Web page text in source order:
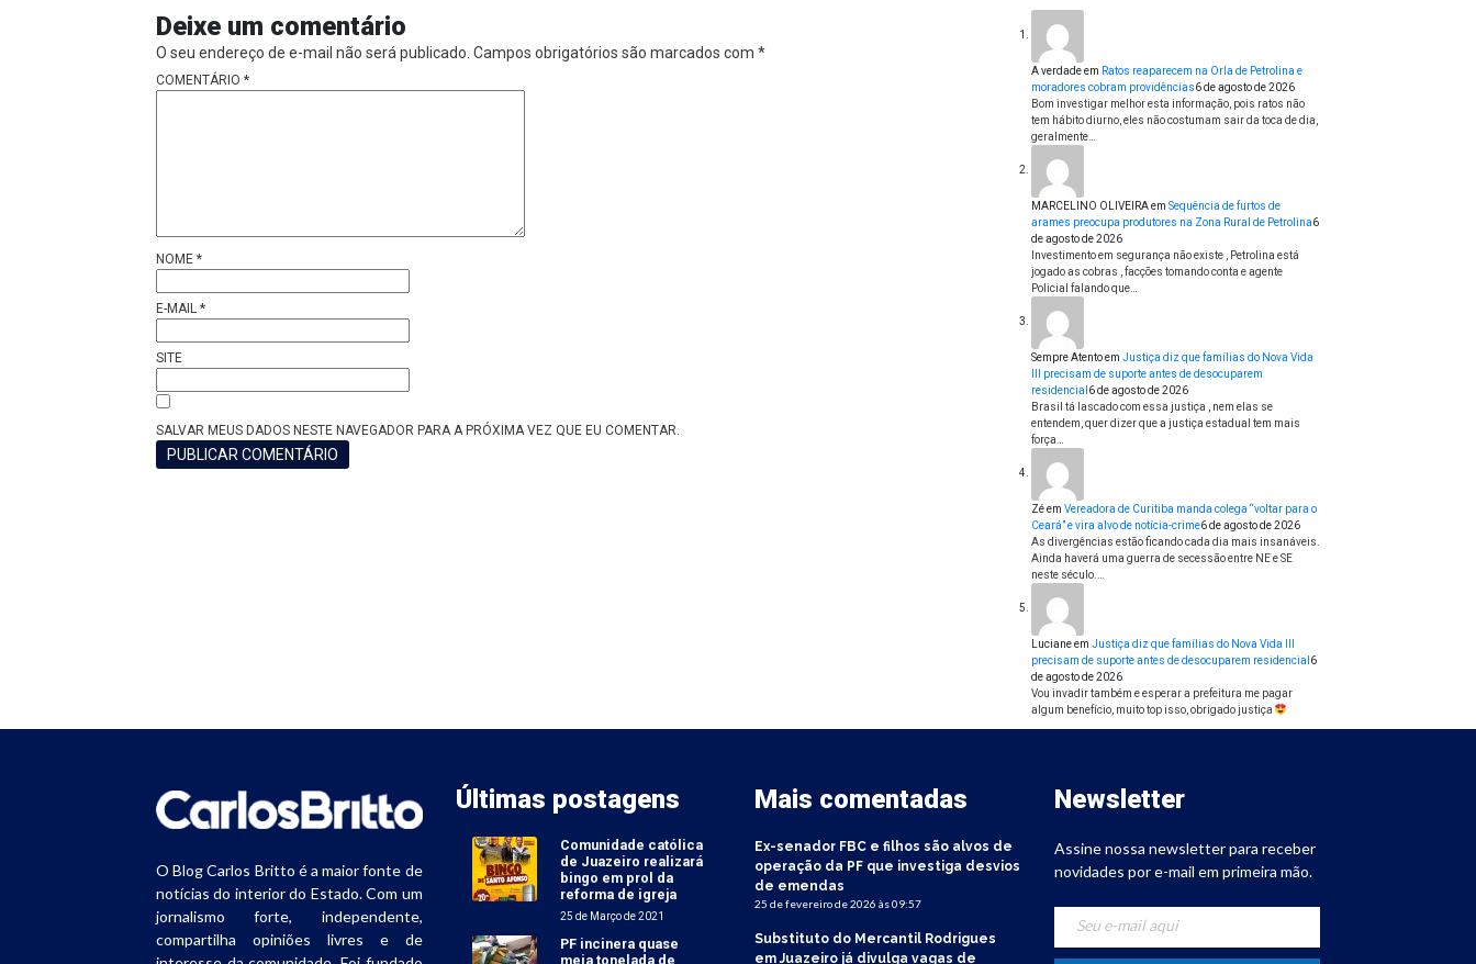
Deixe um comentário
O seu endereço de e-mail não será publicado. Campos obrigatórios são marcados com *
COMENTÁRIO *
NOME *
E-MAIL *
SITE
SALVAR MEUS DADOS NESTE NAVEGADOR PARA A PRÓXIMA VEZ QUE EU COMENTAR.
A verdadeem Ratos reaparecem na Orla de Petrolina e
moradores cobram providências6 de agosto de 2026
Bom investigar melhor esta informação, pois ratos não
tem hábito diurno, eles não costumam sair da toca de dia,
geralmente…
MARCELINO OLIVEIRAem Sequência de furtos de
arames preocupa produtores na Zona Rural de Petrolina6
de agosto de 2026
Investimento em segurança não existe , Petrolina está
jogado as cobras , facções tomando conta e agente
Policial falando que…
Sempre Atentoem Justiça diz que famílias do Nova Vida
III precisam de suporte antes de desocuparem
residencial 6 de agosto de 2026
Brasil tá lascado com essa justiça , nem elas se
entendem, quer dizer que a justiça estadual tem mais
força…
Zéem Vereadora de Curitiba manda colega “voltar para o
Ceará” e vira alvo de notícia-crime6 de agosto de 2026
As divergências estão ficando cada dia mais insanáveis.
Ainda haverá uma guerra de secessão entre NE e SE
neste século.…
Lucianeem Justiça diz que famílias do Nova Vida III
precisam de suporte antes de desocuparem residencial 6
de agosto de 2026
Vou invadir também e esperar a prefeitura me pagar
algum benefício, muito top isso, obrigado justiça
O Blog Carlos Britto é a maior fonte de
notícias do interior do Estado. Com um
jornalismo forte, independente,
compartilha opiniões livres e de
Últimas postagens
Comunidade católica
de Juazeiro realizará
bingo em prol da
reforma de igreja
25 de Março de 2021
PF incinera quase
meia tonelada de
Mais comentadas
Ex-senador FBC e filhos são alvos de
operação da PF que investiga desvios
de emendas
25 de fevereiro de 2026 às 09:57
Substituto do Mercantil Rodrigues
em Juazeiro já divulga vagas de
Newsletter
Assine nossa newsletter para receber
novidades por e-mail em primeira mão.